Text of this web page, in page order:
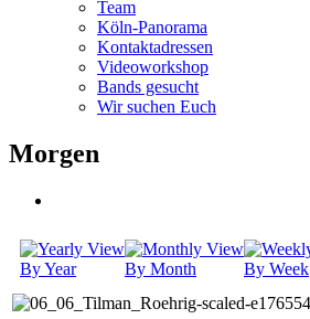
Team
Köln-Panorama
Kontaktadressen
Videoworkshop
Bands gesucht
Wir suchen Euch
Morgen
By Year By Month By Week